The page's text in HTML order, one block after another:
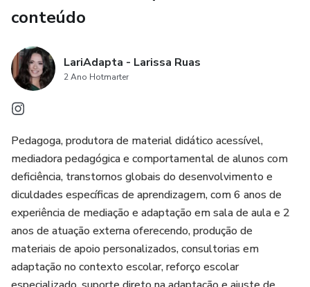
● Criação e postagem dos primeiros 12 posts para um
feed harmonioso e profissional;
● Criação e postagem de stories interativos;
● Estratégia inicial para captação dos primeiros seguidores
● Possibilidade de gestão de tráfego pago para
impulsionamento (orçamento definido pela cliente).
conteúdo
LariAdapta - Larissa Ruas
2 Ano Hotmarter
Pedagoga, produtora de material didático acessível,
mediadora pedagógica e comportamental de alunos com
deficiência, transtornos globais do desenvolvimento e
diculdades específicas de aprendizagem, com 6 anos de
experiência de mediação e adaptação em sala de aula e 2
anos de atuação externa oferecendo, produção de
materiais de apoio personalizados, consultorias em
adaptação no contexto escolar, reforço escolar